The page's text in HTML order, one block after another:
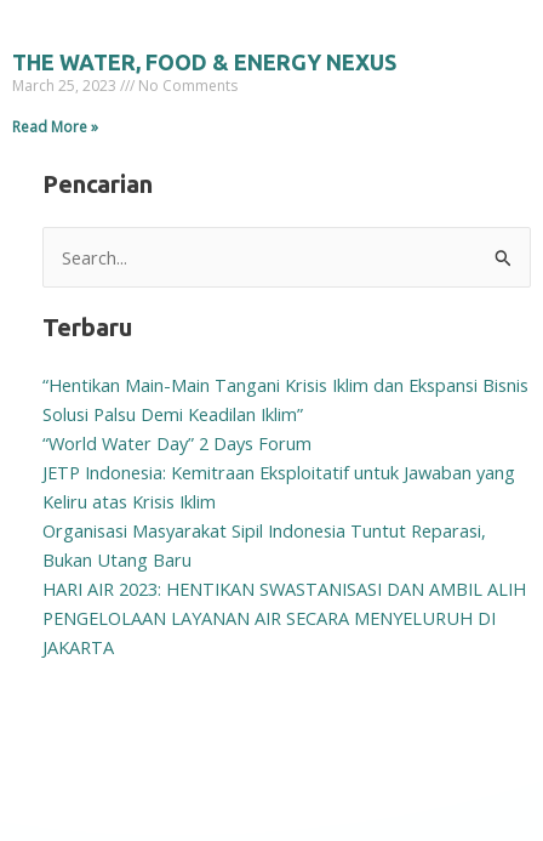
THE WATER, FOOD & ENERGY NEXUS
March 25, 2023
No Comments
Read More »
Pencarian
Search
for:
Terbaru
“Hentikan Main-Main Tangani Krisis Iklim dan Ekspansi Bisnis
Solusi Palsu Demi Keadilan Iklim”
“World Water Day” 2 Days Forum
JETP Indonesia: Kemitraan Eksploitatif untuk Jawaban yang
Keliru atas Krisis Iklim
Organisasi Masyarakat Sipil Indonesia Tuntut Reparasi,
Bukan Utang Baru
HARI AIR 2023: HENTIKAN SWASTANISASI DAN AMBIL ALIH
PENGELOLAAN LAYANAN AIR SECARA MENYELURUH DI
JAKARTA